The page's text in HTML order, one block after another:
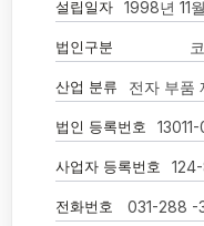
설립일자
법인구분
산업 분류
법인 등록번호
사업자 등록번호
전화번호 031-288 -